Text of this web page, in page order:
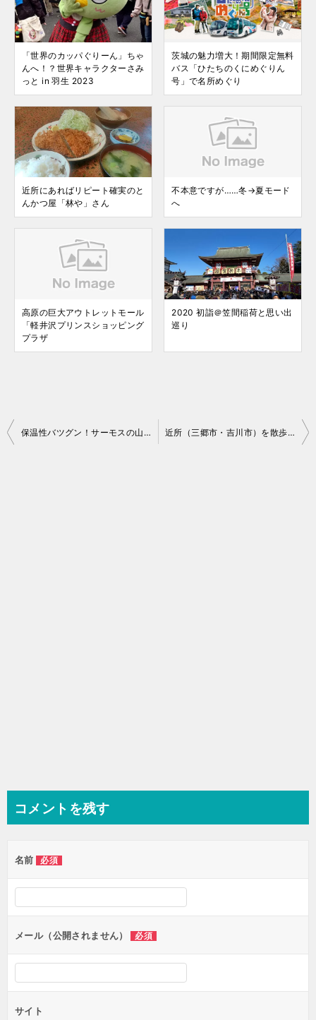
「世界のカッパぐりーん」ちゃ
んへ！？世界キャラクターさみ
っと in 羽生 2023
茨城の魅力増大！期間限定無料
バス「ひたちのくにめぐりん
号」で名所めぐり
近所にあればリピート確実のと
んかつ屋「林や」さん
不本意ですが……冬→夏モード
へ
高原の巨大アウトレットモール
「軽井沢プリンスショッピング
プラザ
2020 初詣＠笠間稲荷と思い出
巡り
投
保温性バツグン！サーモスの山専用モデル登場！ 近所（三郷市・吉川市）を散歩して来ました。
コメントを残す
名前 必須
メール（公開されません） 必須
サイト